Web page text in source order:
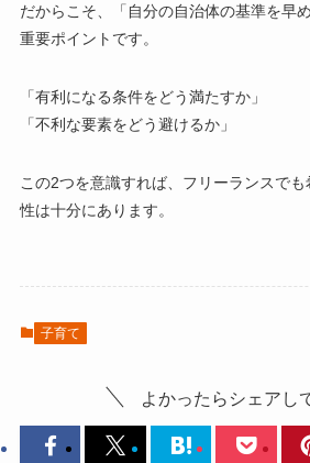
だからこそ、「自分の自治体の基準を早
重要ポイントです。
「有利になる条件をどう満たすか」
「不利な要素をどう避けるか」
この2つを意識すれば、フリーランスで
性は十分にあります。
子育て
よかったらシェアし